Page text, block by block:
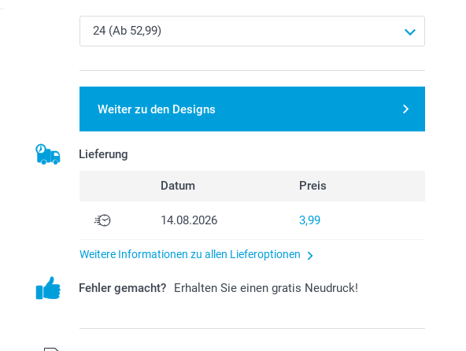
Weiter zu den Designs
Lieferung
Datum Preis
14.08.2026 3,99
Weitere Informationen zu allen Lieferoptionen
Fehler gemacht? Erhalten Sie einen gratis Neudruck!